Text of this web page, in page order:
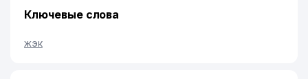
Ключевые слова
жэк